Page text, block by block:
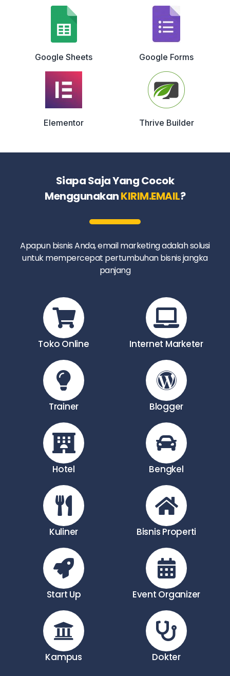
Google Sheets Google Forms
Elementor Thrive Builder
Siapa Saja Yang Cocok
MenggunakanKIRIM.EMAIL?
Apapun bisnis Anda, email marketing adalah solusi
untuk mempercepat pertumbuhan bisnis jangka
panjang
Toko Online Internet Marketer
Trainer Blogger
Hotel Bengkel
Kuliner Bisnis Properti
Start Up Event Organizer
Kampus Dokter